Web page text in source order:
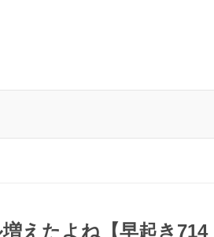
えたよね【早起き714